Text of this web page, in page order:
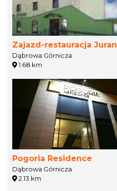
Zajazd-restauracja Juran
Dąbrowa Górnicza
1.68 km
Pogoria Residence
Dąbrowa Górnicza
2.13 km